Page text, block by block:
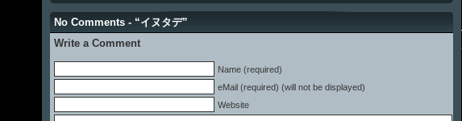
No Comments - “イヌタデ”
Write a Comment
Name (required)
eMail (required) (will not be displayed)
Website